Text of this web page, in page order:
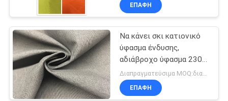
ΠΕΡΙΠΤΏΣΕΙΣ
COMPANY
NEWS
SITEMAP
ΕΠΑΦΉ
Να κάνει σκι κατιονικό
ύφασμα ένδυσης,
αδιάβροχο ύφασμα 230
τεντωμάτων βάρος
GSM
Διαπραγματεύσιμα MOQ:διαπραγμάτευση
ΕΠΑΦΉ